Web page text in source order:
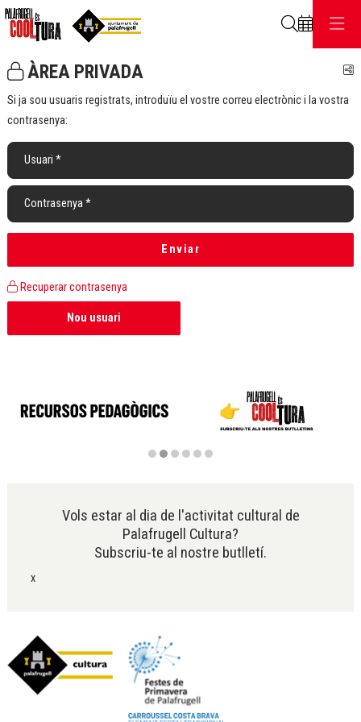
ÀREA PRIVADA
Si ja sou usuaris registrats, introduïu el vostre correu electrònic i la vostra
contrasenya:
Usuari*
Contrasenya*
Enviar
Recuperar contrasenya
Crear
Nou usuari
Vols estar al dia de l'activitat cultural de
Palafrugell Cultura?
Subscriu-te al nostre butlletí.
x